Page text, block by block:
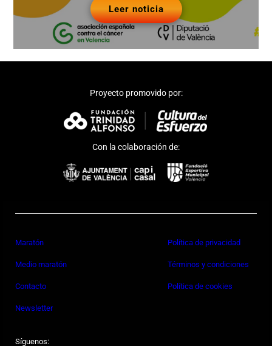
Leer noticia
Proyecto promovido por:
Con la colaboración de:
Maratón
Medio maratón
Contacto
Newsletter
Política de privacidad
Términos y condiciones
Política de cookies
Síguenos: